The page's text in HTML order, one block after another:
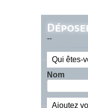
--
Qui êtes-
Nom
Ajoutez